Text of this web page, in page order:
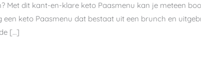
Met dit kant-en-klare keto Paasmenu kan je meteen
keto Paasmenu dat bestaat uit een brunch en
[…]